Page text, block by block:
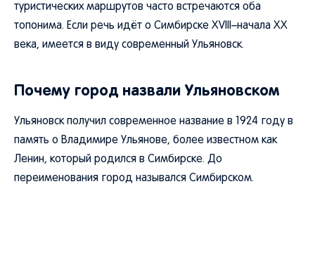
туристических маршрутов часто встречаются оба
топонима. Если речь идёт о Симбирске XVIII–начала XX
века, имеется в виду современный Ульяновск.
Почему город назвали Ульяновском
Ульяновск получил современное название в 1924 году в
память о Владимире Ульянове, более известном как
Ленин, который родился в Симбирске. До
переименования город назывался Симбирском.